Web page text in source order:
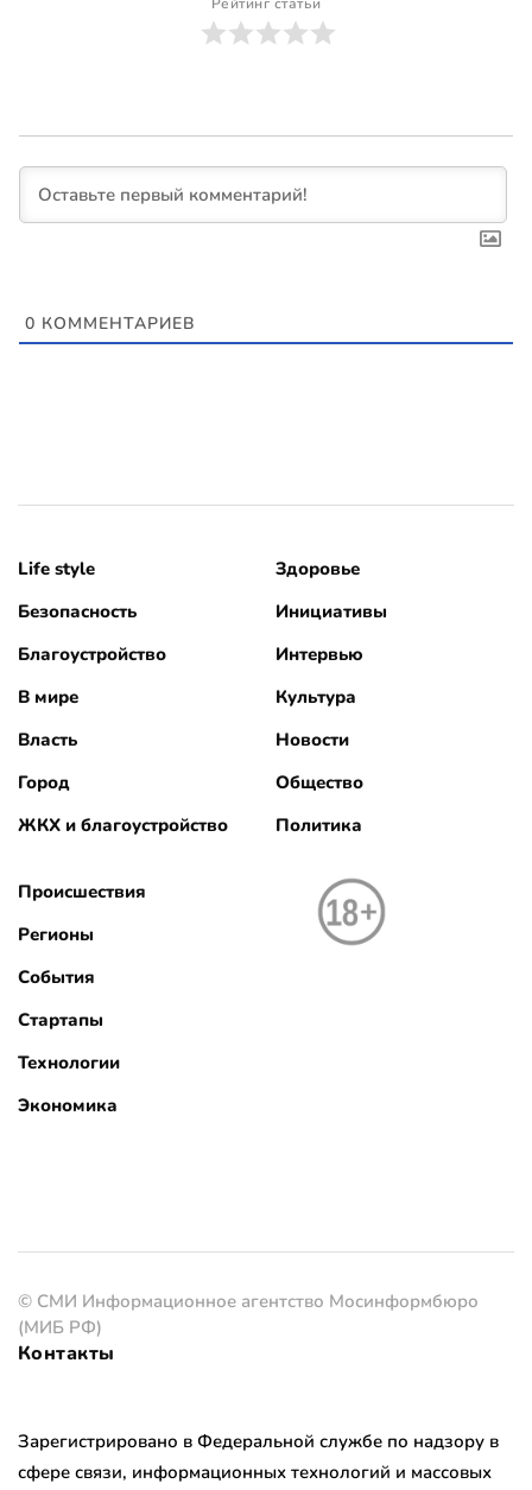
0 КОММЕНТАРИЕВ
Life style
Безопасность
Благоустройство
В мире
Власть
Город
ЖКХ и благоустройство
Здоровье
Инициативы
Интервью
Культура
Новости
Общество
Политика
Происшествия
Регионы
События
Стартапы
Технологии
Экономика
© СМИ Информационное агентство Мосинформбюро
(МИБ РФ)
Контакты
Зарегистрировано в Федеральной службе по надзору в
сфере связи, информационных технологий и массовых